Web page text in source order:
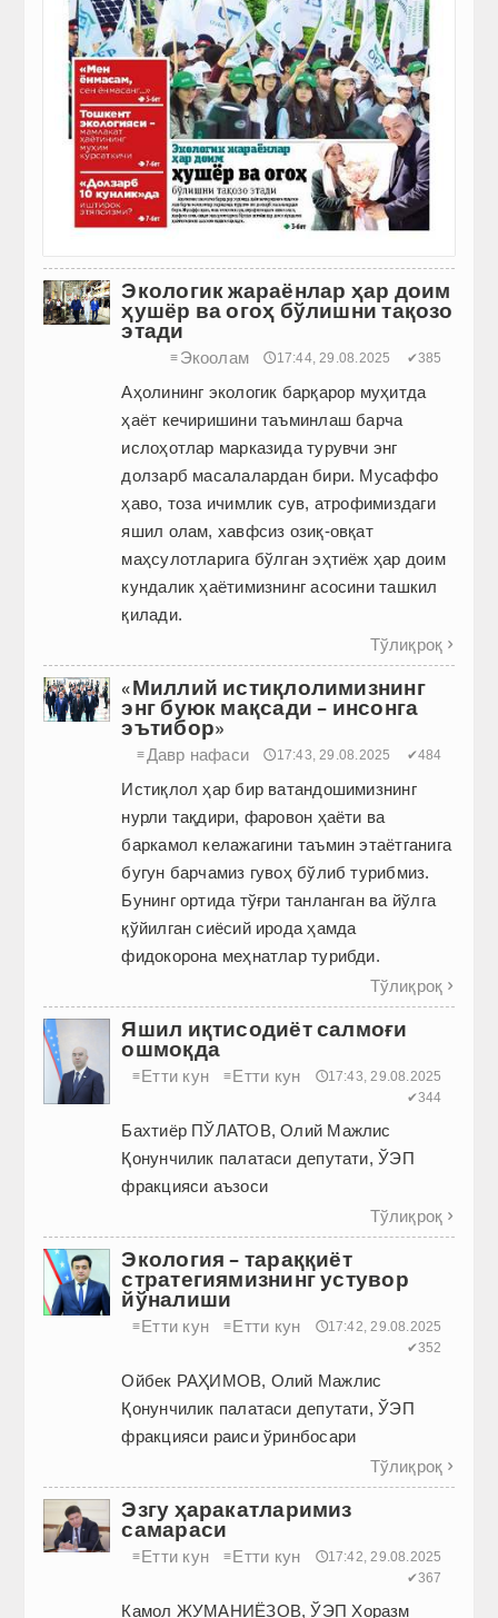
Экологик жараёнлар ҳар доим
ҳушёр ва огоҳ бўлишни тақозо
этади
≡ Экоолам 🕔17:44, 29.08.2025 ✔385
Аҳолининг экологик барқарор муҳитда
ҳаёт кечиришини таъминлаш барча
ислоҳотлар марказида турувчи энг
долзарб масалалардан бири. Мусаффо
ҳаво, тоза ичимлик сув, атрофимиздаги
яшил олам, хавфсиз озиқ-овқат
маҳсулотларига бўлган эҳтиёж ҳар доим
кундалик ҳаётимизнинг асосини ташкил
қилади.
Тўлиқроқ 
«Миллий истиқлолимизнинг
энг буюк мақсади – инсонга
эътибор»
≡ Давр нафаси 🕔17:43, 29.08.2025 ✔484
Истиқлол ҳар бир ватандошимизнинг
нурли тақдири, фаровон ҳаёти ва
баркамол келажагини таъмин этаётганига
бугун барчамиз гувоҳ бўлиб турибмиз.
Бунинг ортида тўғри танланган ва йўлга
қўйилган сиёсий ирода ҳамда
фидокорона меҳнатлар турибди.
Тўлиқроқ 
Яшил иқтисодиёт салмоғи
ошмоқда
≡Етти кун ≡Етти кун
🕔17:43, 29.08.2025
✔344
Бахтиёр ПЎЛАТОВ, Олий Мажлис
Қонунчилик палатаси депутати, ЎЭП
фракцияси аъзоси
Тўлиқроқ 
Экология – тараққиёт
стратегиямизнинг устувор
йўналиши
≡Етти кун ≡Етти кун
🕔17:42, 29.08.2025
✔352
Ойбек РАҲИМОВ, Олий Мажлис
Қонунчилик палатаси депутати, ЎЭП
фракцияси раиси ўринбосари
Тўлиқроқ 
Эзгу ҳаракатларимиз
самараси
≡Етти кун ≡Етти кун
🕔17:42, 29.08.2025
✔367
Камол ЖУМАНИЁЗОВ, ЎЭП Хоразм